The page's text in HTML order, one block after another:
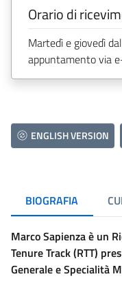
Orario di
Martedì e giovedì
appuntamento via
ENGLISH VERSION
BIOGRAFIA
Marco Sapienza è un
Tenure Track (RTT)
Generale e Specialità